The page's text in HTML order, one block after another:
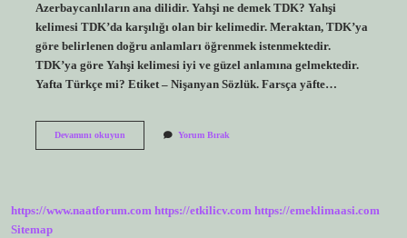
Azerbaycanlıların ana dilidir. Yahşi ne demek TDK? Yahşi
kelimesi TDK’da karşılığı olan bir kelimedir. Meraktan, TDK’ya
göre belirlenen doğru anlamları öğrenmek istenmektedir.
TDK’ya göre Yahşi kelimesi iyi ve güzel anlamına gelmektedir.
Yafta Türkçe mi? Etiket – Nişanyan Sözlük. Farsça yāfte…
Devamını okuyunYahşi
Yorum Bırak
https://www.naatforum.com https://etkilicv.com https://emeklimaasi.com
Sitemap